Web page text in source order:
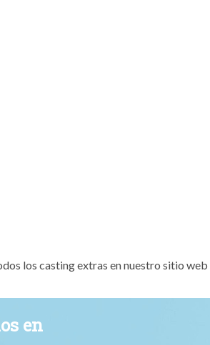
los casting extras en nuestro sitio
en